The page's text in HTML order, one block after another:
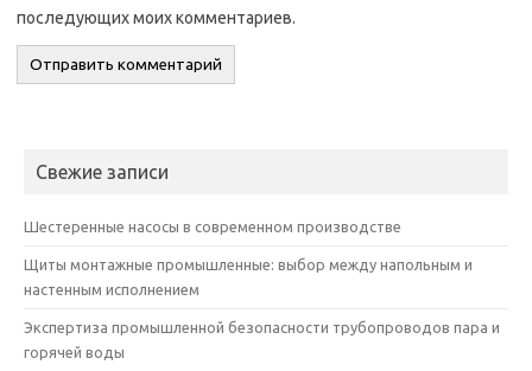
последующих моих комментариев.
Свежие записи
Шестеренные насосы в современном производстве
Щиты монтажные промышленные: выбор между напольным и
настенным исполнением
Экспертиза промышленной безопасности трубопроводов пара и
горячей воды